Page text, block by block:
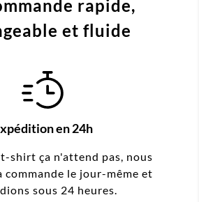
rapide,
et fluide
en 24h
shirt ça n'attend pas, nous
commande le jour-même et
sous 24 heures.